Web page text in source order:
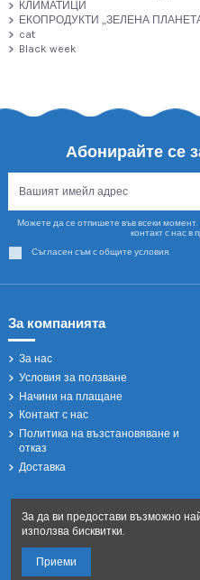
КЛИМАТИЦИ
ЕКОПРОДУКТИ „ЗЕЛЕНА
cat
Black week
Абонирайте се
Можете да се отпишете във всеки
контакт с нас в
Съгласен съм с общите условия.
За компанията
За нас
Условия за ползване
Начини на плащане
Контакт с нас
Политика на възстановяване и
отказ
Доставка
За да ви предостави възможно
използва бисквитки.
Приеми